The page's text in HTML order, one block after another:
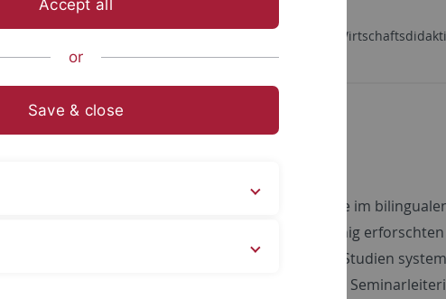
mit den wachsenden Anforderungen an Lehrkräfte im
an Bedeutung gewinnt. Um die bislang wenig erforschten
zu verstehen, wurden zunächst vorhandene Studien
von Referendar:innen, Dozierenden und
Accept all
or
Save & close